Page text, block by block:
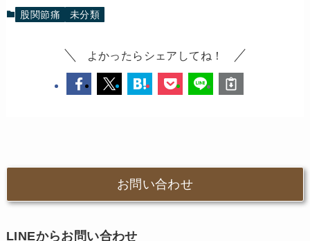
股関節痛 未分類
よかったらシェアしてね！
お問い合わせ
LINEからお問い合わせ